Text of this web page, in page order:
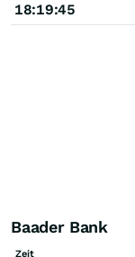
18:19:45
Baader Bank
Zeit